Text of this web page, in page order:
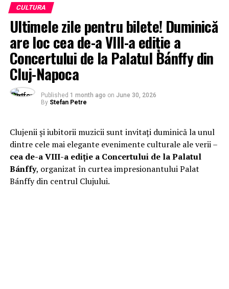
CULTURA
Ultimele zile pentru bilete! Duminică
are loc cea de-a VIII-a ediție a
Concertului de la Palatul Bánffy din
Cluj-Napoca
Published 1 month ago on June 30, 2026
By Stefan Petre
Clujenii și iubitorii muzicii sunt invitați duminică la unul
dintre cele mai elegante evenimente culturale ale verii –
cea de-a VIII-a ediție a Concertului de la Palatul
Bánffy, organizat în curtea impresionantului Palat
Bánffy din centrul Clujului.